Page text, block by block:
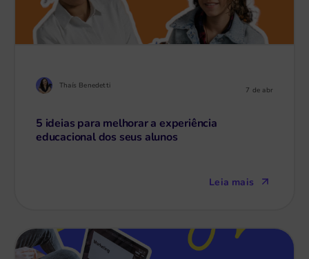
Thaís Benedetti 7 de abr
5 ideias para melhorar a experiência
educacional dos seus alunos
Leia mais